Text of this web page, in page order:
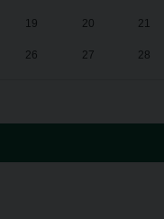
19 20 21
26 27 28